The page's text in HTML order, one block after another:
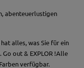
abenteuerlustigen
alles, was Sie für ein
out & EXPLOR !Alle
verfügbar.